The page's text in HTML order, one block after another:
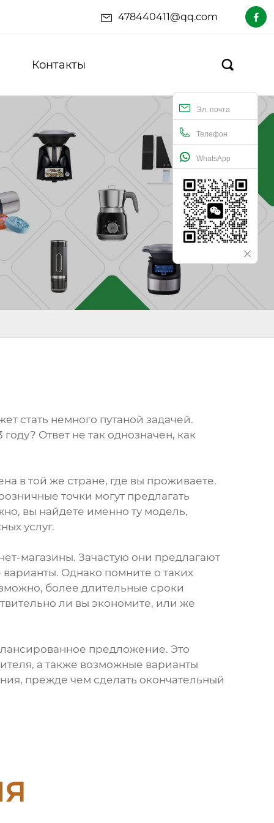
478440411@qq.com 
Контакты 
Эл. почта
Телефон
WhatsApp
стать немного путаной задачей.
Ответ не так однозначен, как
в той же стране, где вы проживаете.
точки могут предлагать
вы найдете именно ту модель,
услуг.
магазины. Зачастую они предлагают
Однако помните о таких
более длительные сроки
ли вы экономите, или же
предложение. Это
а также возможные варианты
прежде чем сделать окончательный